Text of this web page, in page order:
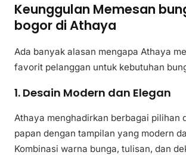
Keunggulan Memesan
bogor di Athaya
Ada banyak alasan mengapa Athaya
favorit pelanggan untuk kebutuhan
1. Desain Modern dan Elegan
Athaya menghadirkan berbagai pilihan
papan dengan tampilan yang modern
Kombinasi warna bunga, tulisan, dan